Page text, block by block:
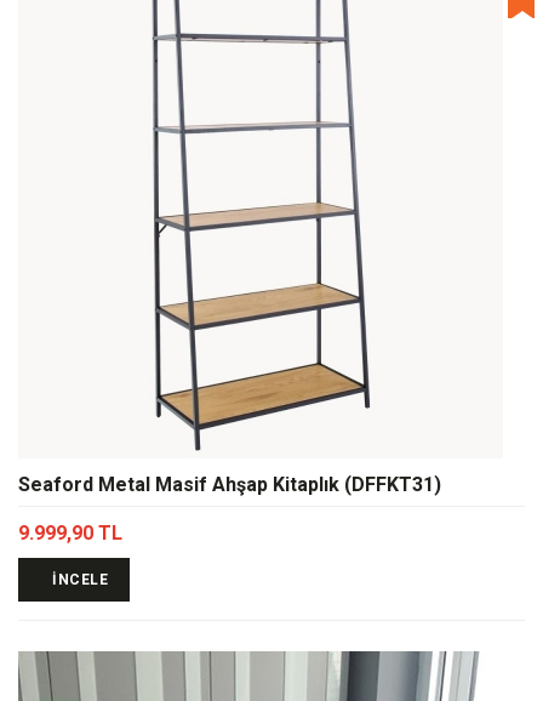
Seaford Metal Masif Ahşap Kitaplık (DFFKT31)
9.999,90 TL
İNCELE